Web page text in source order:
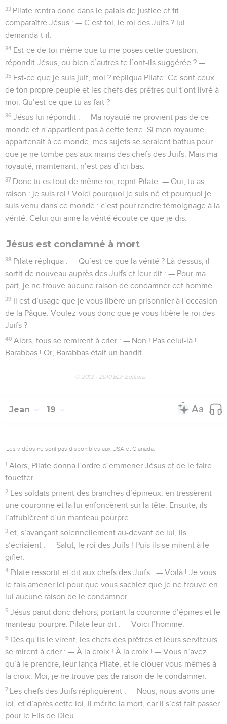
33 Pilate rentra donc dans le palais de justice et fit
comparaître Jésus : — C’est toi, le roi des Juifs ? lui
demanda-t-il. —
34 Est-ce de toi-même que tu me poses cette question,
répondit Jésus, ou bien d’autres te l’ont-ils suggérée ? —
35 Est-ce que je suis juif, moi ? répliqua Pilate. Ce sont ceux
de ton propre peuple et les chefs des prêtres qui t’ont livré à
moi. Qu’est-ce que tu as fait ?
36 Jésus lui répondit : — Ma royauté ne provient pas de ce
monde et n’appartient pas à cette terre. Si mon royaume
appartenait à ce monde, mes sujets se seraient battus pour
que je ne tombe pas aux mains des chefs des Juifs. Mais ma
royauté, maintenant, n’est pas d’ici-bas. —
37 Donc tu es tout de même roi, reprit Pilate. — Oui, tu as
raison : je suis roi ! Voici pourquoi je suis né et pourquoi je
suis venu dans ce monde : c’est pour rendre témoignage à la
vérité. Celui qui aime la vérité écoute ce que je dis.
Jésus est condamné à mort
38 Pilate répliqua : — Qu’est-ce que la vérité ? Là-dessus, il
sortit de nouveau auprès des Juifs et leur dit : — Pour ma
part, je ne trouve aucune raison de condamner cet homme.
39 Il est d’usage que je vous libère un prisonnier à l’occasion
de la Pâque. Voulez-vous donc que je vous libère le roi des
Juifs ?
40 Alors, tous se remirent à crier : — Non ! Pas celui-là !
Barabbas ! Or, Barabbas était un bandit.
© 2013 - 2010 BLF Editions
Jean 19
Les vidéos ne sont pas disponibles aux USA et C anada.
1 Alors, Pilate donna l’ordre d’emmener Jésus et de le faire
fouetter.
2 Les soldats prirent des branches d’épineux, en tressèrent
une couronne et la lui enfoncèrent sur la tête. Ensuite, ils
l’affublèrent d’un manteau pourpre
3 et, s’avançant solennellement au-devant de lui, ils
s’écriaient : — Salut, le roi des Juifs ! Puis ils se mirent à le
gifler.
4 Pilate ressortit et dit aux chefs des Juifs : — Voilà ! Je vous
le fais amener ici pour que vous sachiez que je ne trouve en
lui aucune raison de le condamner.
5 Jésus parut donc dehors, portant la couronne d’épines et le
manteau pourpre. Pilate leur dit : — Voici l’homme.
6 Dès qu’ils le virent, les chefs des prêtres et leurs serviteurs
se mirent à crier : — À la croix ! À la croix ! — Vous n’avez
qu’à le prendre, leur lança Pilate, et le clouer vous-mêmes à
la croix. Moi, je ne trouve pas de raison de le condamner.
7 Les chefs des Juifs répliquèrent : — Nous, nous avons une
loi, et d’après cette loi, il mérite la mort, car il s’est fait passer
pour le Fils de Dieu.